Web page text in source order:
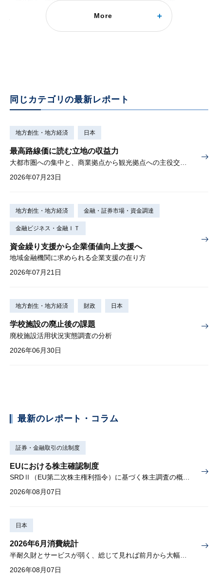
地方銀行の再編効果
高度化する銀行業における経営統合の意味
More
同じカテゴリの最新レポート
地方創生・地方経済 日本
最高路線価に読む立地の収益力
2026年07月23日
地方創生・地方経済 金融・証券市場・資金調達
金融ビジネス・金融ＩＴ
資金繰り支援から企業価値向上支援へ
地域金融機関に求められる企業支援の在り方
2026年07月21日
地方創生・地方経済 財政 日本
学校施設の廃止後の課題
廃校施設活用状況実態調査の分析
2026年06月30日
最新のレポート・コラム
証券・金融取引の法制度
EUにおける株主確認制度
SRDⅡ（EU第二次株主権利指令）に基づく株主調査の概要と課題
2026年08月07日
日本
2026年6月消費統計
2026年08月07日